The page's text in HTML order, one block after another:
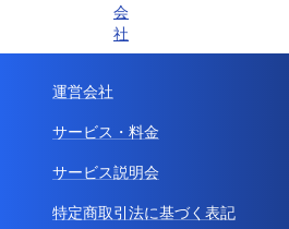
会
社
運営会社
サービス・料金
サービス説明会
特定商取引法に基づく表記